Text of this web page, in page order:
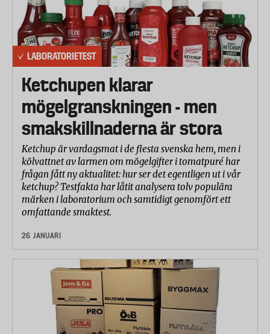
LABORATORIETEST
Ketchupen klarar
mögelgranskningen - men
smakskillnaderna är stora
Ketchup är vardagsmat i de flesta svenska hem, men i
kölvattnet av larmen om mögelgifter i tomatpuré har
frågan fått ny aktualitet: hur ser det egentligen ut i vår
ketchup? Testfakta har låtit analysera tolv populära
märken i laboratorium och samtidigt genomfört ett
omfattande smaktest.
26 JANUARI